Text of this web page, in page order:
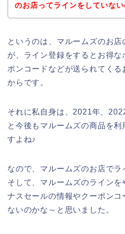
のお店ってラインをしていない
というのは、マルームズのお
が、ライン登録をするとお得な
ポンコードなどが送られてくる
からです。
それに私自身は、2021年、
と今後もマルームズの商品を
すよね♪
なので、マルームズのお店でラ
そして、マルームズのラインを
ナスセールの情報やクーポンコ
ないのかな～と思いました。